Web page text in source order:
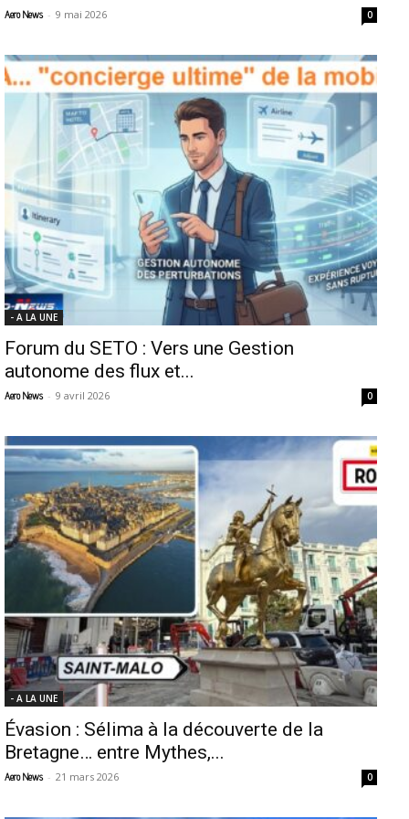
Aero News - 9 mai 2026 0
- A LA UNE
Forum du SETO : Vers une Gestion
autonome des flux et...
Aero News - 9 avril 2026 0
- A LA UNE
Évasion : Sélima à la découverte de la
Bretagne… entre Mythes,...
Aero News - 21 mars 2026 0